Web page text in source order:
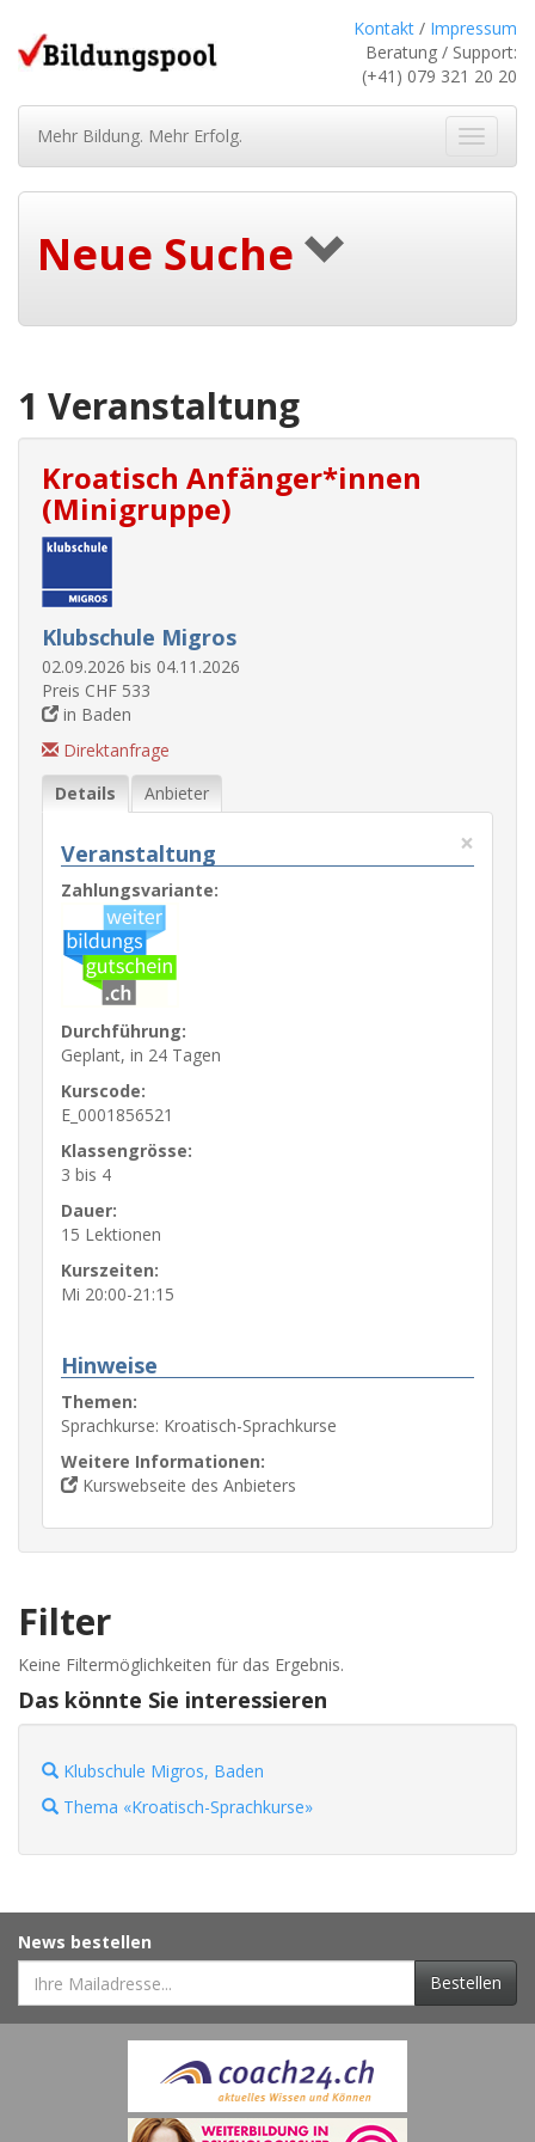
Kontakt / Impressum
Beratung / Support:
(+41) 079 321 20 20
ein-/
Mehr Bildung. Mehr Erfolg.
Neue Suche
1 Veranstaltung
Kroatisch Anfänger*innen
(Minigruppe)
Klubschule Migros
02.09.2026 bis 04.11.2026
Preis CHF 533
in Baden
Direktanfrage
Details
Anbieter
×
Veranstaltung
Zahlungsvariante:
Durchführung:
Geplant, in 24 Tagen
Kurscode:
E_0001856521
Klassengrösse:
3 bis 4
Dauer:
15 Lektionen
Kurszeiten:
Mi 20:00-21:15
Hinweise
Themen:
Sprachkurse: Kroatisch-Sprachkurse
Weitere Informationen:
Kurswebseite des Anbieters
Filter
Keine Filtermöglichkeiten für das Ergebnis.
Das könnte Sie interessieren
Klubschule Migros, Baden
Thema «Kroatisch-Sprachkurse»
News bestellen
Bestellen